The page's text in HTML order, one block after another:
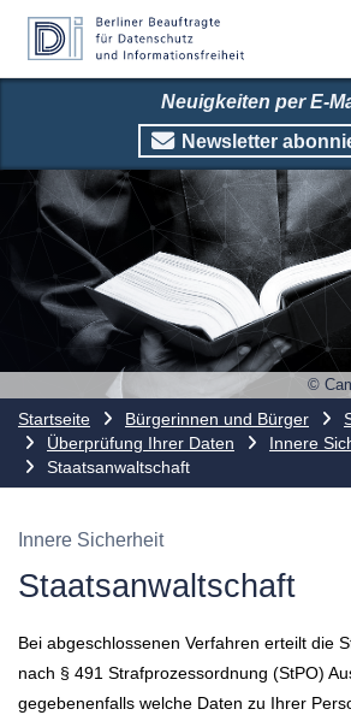
Neuigkeiten per E-
Newsletter
©
Startseite Bürgerinnen und Bürger
Überprüfung Ihrer Daten
Innere
Staatsanwaltschaft
Innere Sicherheit
Staatsanwaltschaft
Bei abgeschlossenen Verfahren erteilt die
nach § 491 Strafprozessordnung (StPO)
gegebenenfalls welche Daten zu Ihrer